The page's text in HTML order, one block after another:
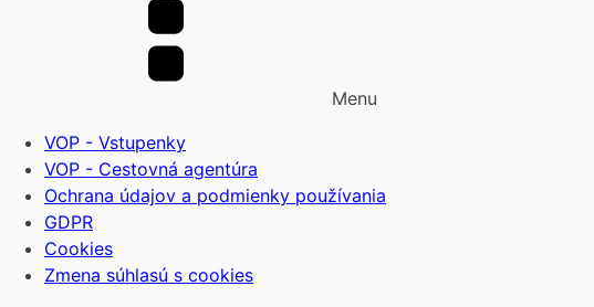
Menu
VOP - Vstupenky
VOP - Cestovná agentúra
Ochrana údajov a podmienky používania
GDPR
Cookies
Zmena súhlasú s cookies